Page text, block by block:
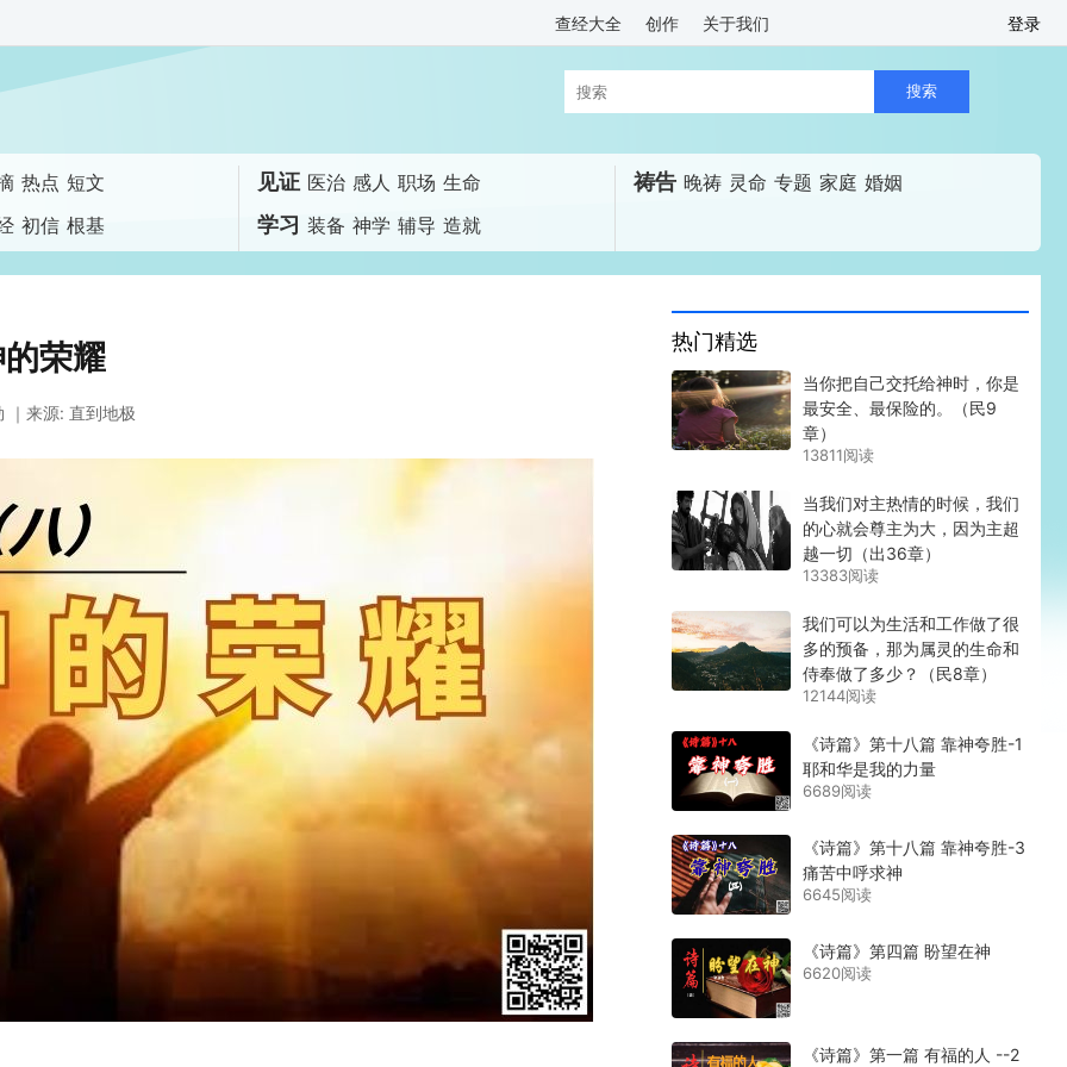
登录
查经大全 创作 关于我们
热点 短文 见证 医治 感人 职场 生命 祷告 晚祷 灵命 专题 家庭 婚姻
初信 根基 学习 装备 神学 辅导 造就
荣耀
｜来源: 直到地极
热门精选
当你把自己交托给神时，你是
最安全、最保险的。（民9
章）
13811阅读
当我们对主热情的时候，我们
的心就会尊主为大，因为主超
越一切（出36章）
13383阅读
我们可以为生活和工作做了很
多的预备，那为属灵的生命和
侍奉做了多少？（民8章）
12144阅读
《诗篇》第十八篇 靠神夸胜-1
耶和华是我的力量
6689阅读
《诗篇》第十八篇 靠神夸胜-3
痛苦中呼求神
6645阅读
《诗篇》第四篇 盼望在神
6620阅读
《诗篇》第一篇 有福的人 --2